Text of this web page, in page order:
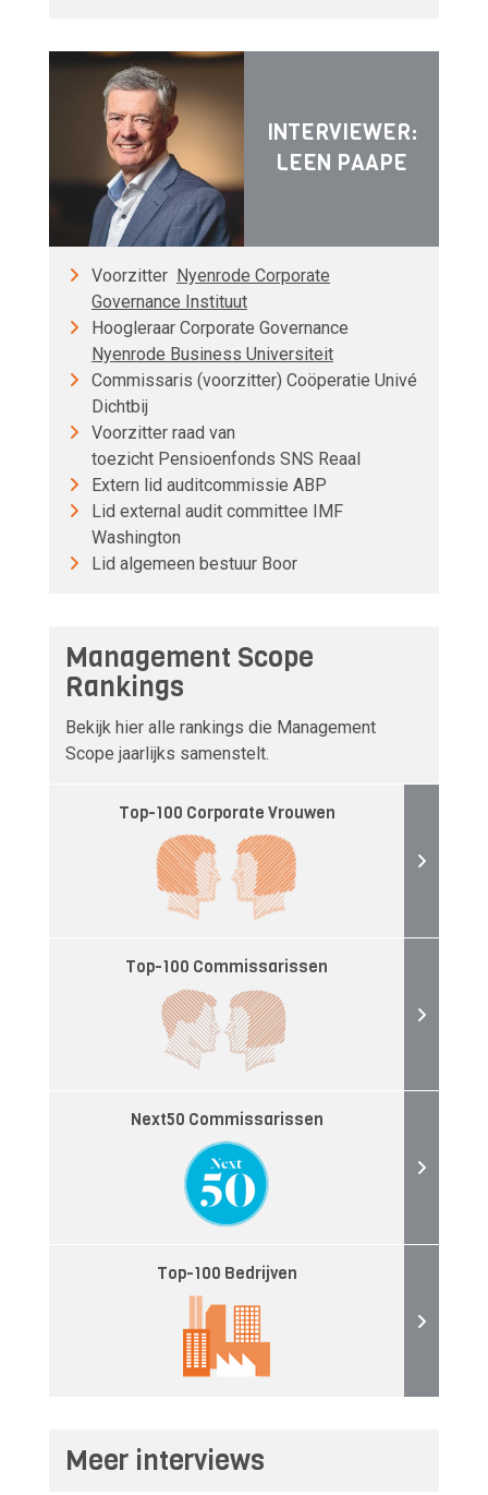
INTERVIEWER:
LEEN PAAPE
Voorzitter Nyenrode Corporate
Governance Instituut
Hoogleraar Corporate Governance
Nyenrode Business Universiteit
Commissaris (voorzitter) Coöperatie Univé
Dichtbij
Voorzitter raad van
toezicht Pensioenfonds SNS Reaal
Extern lid auditcommissie ABP
Lid external audit committee IMF
Washington
Lid algemeen bestuur Boor
Management Scope
Rankings
Bekijk hier alle rankings die Management
Scope jaarlijks samenstelt.
Top-100 Corporate Vrouwen
Top-100 Commissarissen
Next50 Commissarissen
Top-100 Bedrijven
Meer interviews